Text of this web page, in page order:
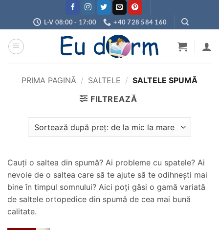
content
L-V 08:00 - 17:00 +40 728 584 160
PRIMA PAGINĂ / SALTELE / SALTELE SPUMĂ
FILTREAZĂ
Cauți o saltea din spumă? Ai probleme cu spatele? Ai
nevoie de o saltea care să te ajute să te odihnești mai
bine în timpul somnului? Aici poți găsi o gamă variată
de saltele ortopedice din spumă de cea mai bună
calitate.